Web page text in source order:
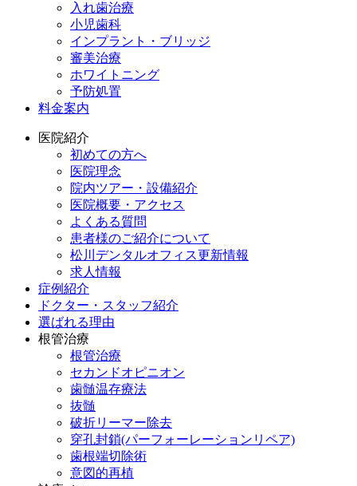
入れ歯治療
小児歯科
インプラント・ブリッジ
審美治療
ホワイトニング
予防処置
料金案内
医院紹介
初めての方へ
医院理念
院内ツアー・設備紹介
医院概要・アクセス
よくある質問
患者様のご紹介について
松川デンタルオフィス更新情報
求人情報
症例紹介
ドクター・スタッフ紹介
選ばれる理由
根管治療
根管治療
セカンドオピニオン
歯髄温存療法
抜髄
破折リーマー除去
穿孔封鎖(パーフォーレーションリペア)
歯根端切除術
意図的再植